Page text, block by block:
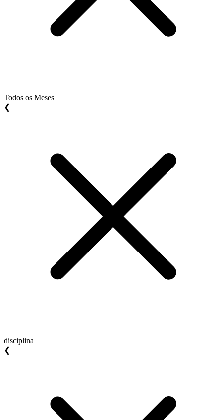
Todos os Meses
❮
disciplina
❮